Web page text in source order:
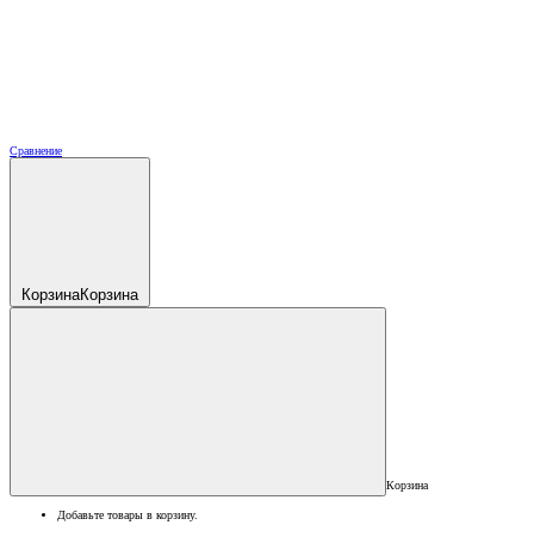
Сравнение
КорзинаКорзина
Корзина
Добавьте товары в корзину.